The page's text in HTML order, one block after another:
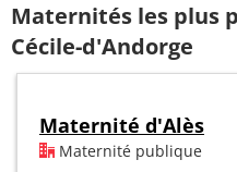
Maternités les plus
Cécile-d'Andorge
Maternité d'Alès
Maternité publique